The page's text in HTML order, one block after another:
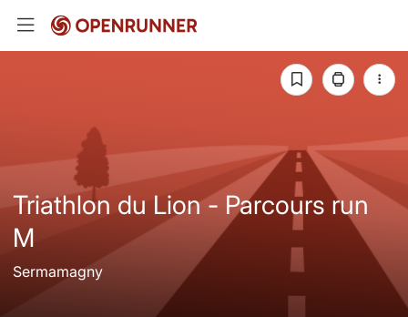
Triathlon du Lion - Parcours run
M
Sermamagny